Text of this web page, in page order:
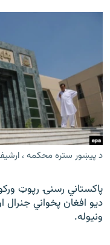
د پیښور ستره محکمه ،
پاکستاني رسنۍ رپوټ
دیو افغان پخواني جنرال
ونیوله.